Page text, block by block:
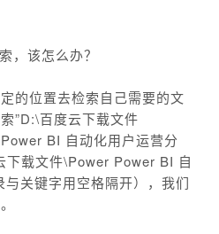
该怎么办？
位置去检索自己需要的文
”D:\百度云下载文件
BI 自动化用户运营分
下载文件\Power Power BI 自
关键字用空格隔开），我们